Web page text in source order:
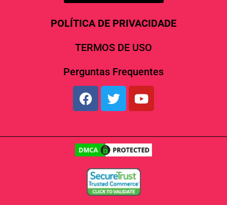
POLÍTICA DE PRIVACIDADE
TERMOS DE USO
Perguntas Frequentes